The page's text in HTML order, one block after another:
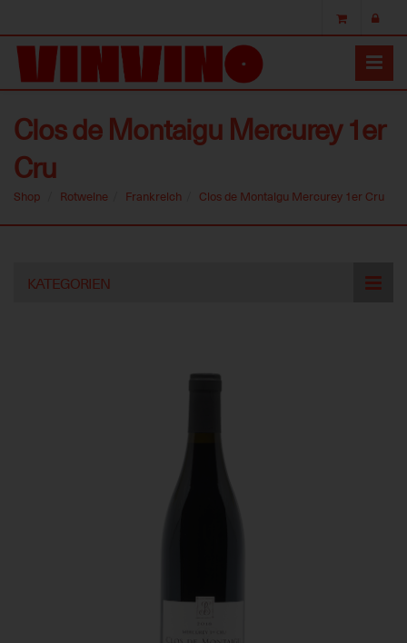
Clos de Montaigu Mercurey 1er
Cru
Shop Rotweine Frankreich Clos de Montaigu Mercurey 1er Cru
KATEGORIEN